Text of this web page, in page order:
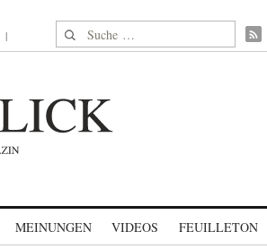
Suche nach:
MEINUNGEN VIDEOS FEUILLETON